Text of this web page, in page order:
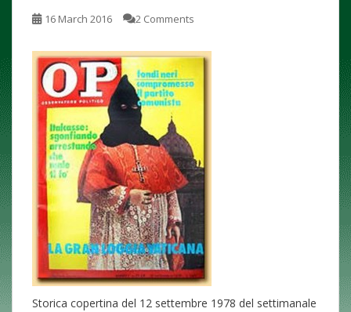
16 March 2016 2 Comments
Storica copertina del 12 settembre 1978 del settimanale